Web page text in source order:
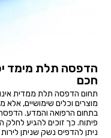
הדפסה תלת מימד
חכם
תחום הדפסה תלת ממדית
מוצרים וכלים שימושיים, אלא
בתחום הרפואה והמדע.
פיתוח. כך זוכים להגיע לחלק
ניתן להדפיס נשק שניתן